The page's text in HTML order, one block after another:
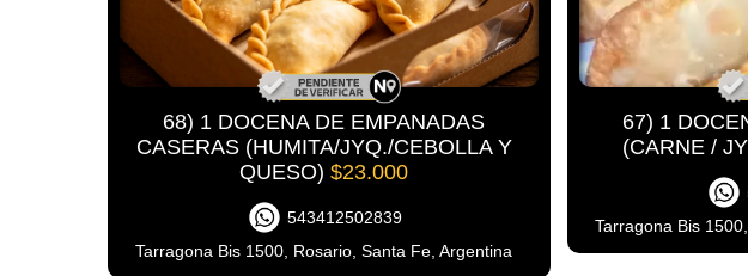
68) 1 DOCENA DE EMPANADAS
CASERAS (HUMITA/JYQ./CEBOLLA Y
QUESO)$23.000
543412502839
Tarragona Bis 1500, Rosario, Santa Fe, Argentina
67) 1
(CARNE /
Tarragona Bis